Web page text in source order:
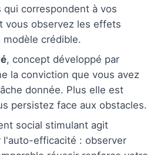
correspondent à vos
vous observez les effets
crédible.
, concept développé par
la conviction que vous avez
donnée. Plus elle est
persistez face aux obstacles.
social stimulant agit
l'auto-efficacité : observer